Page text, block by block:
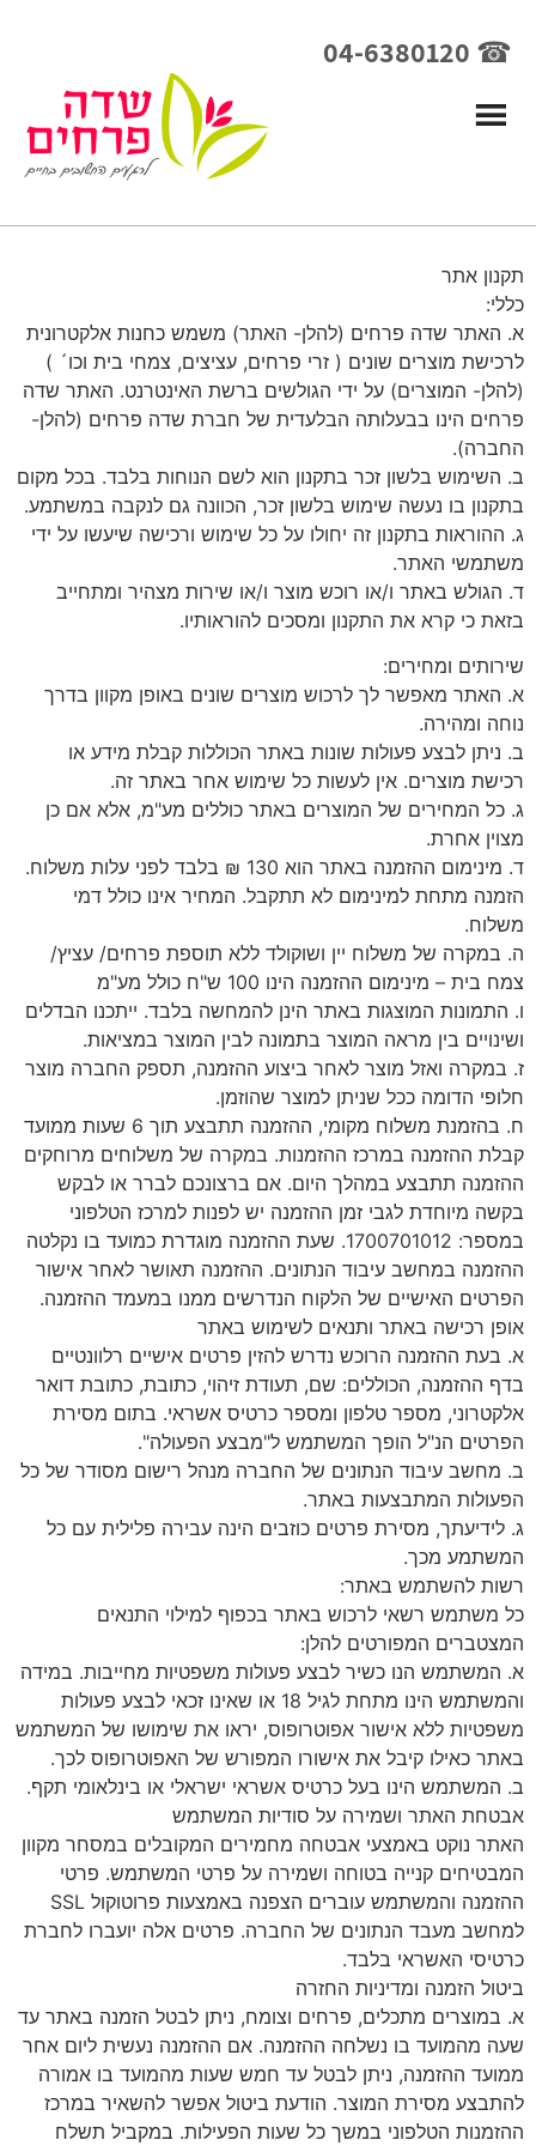
☎ 04-6380120
תקנון אתר
כללי:
א. האתר שדה פרחים (להלן- האתר) משמש כחנות אלקטרונית
לרכישת מוצרים שונים ( זרי פרחים, עציצים, צמחי בית וכו´ )
(להלן- המוצרים) על ידי הגולשים ברשת האינטרנט. האתר שדה
פרחים הינו בבעלותה הבלעדית של חברת שדה פרחים (להלן-
החברה).
ב. השימוש בלשון זכר בתקנון הוא לשם הנוחות בלבד. בכל מקום
בתקנון בו נעשה שימוש בלשון זכר, הכוונה גם לנקבה במשתמע.
ג. ההוראות בתקנון זה יחולו על כל שימוש ורכישה שיעשו על ידי
משתמשי האתר.
ד. הגולש באתר ו/או רוכש מוצר ו/או שירות מצהיר ומתחייב
בזאת כי קרא את התקנון ומסכים להוראותיו.
שירותים ומחירים:
א. האתר מאפשר לך לרכוש מוצרים שונים באופן מקוון בדרך
נוחה ומהירה.
ב. ניתן לבצע פעולות שונות באתר הכוללות קבלת מידע או
רכישת מוצרים. אין לעשות כל שימוש אחר באתר זה.
ג. כל המחירים של המוצרים באתר כוללים מע"מ, אלא אם כן
מצוין אחרת.
ד. מינימום ההזמנה באתר הוא 130 ₪ בלבד לפני עלות משלוח.
הזמנה מתחת למינימום לא תתקבל. המחיר אינו כולל דמי
משלוח.
ה. במקרה של משלוח יין ושוקולד ללא תוספת פרחים/ עציץ/
צמח בית – מינימום ההזמנה הינו 100 ש"ח כולל מע"מ
ו. התמונות המוצגות באתר הינן להמחשה בלבד. ייתכנו הבדלים
ושינויים בין מראה המוצר בתמונה לבין המוצר במציאות.
ז. במקרה ואזל מוצר לאחר ביצוע ההזמנה, תספק החברה מוצר
חלופי הדומה ככל שניתן למוצר שהוזמן.
ח. בהזמנת משלוח מקומי, ההזמנה תתבצע תוך 6 שעות ממועד
קבלת ההזמנה במרכז ההזמנות. במקרה של משלוחים מרוחקים
ההזמנה תתבצע במהלך היום. אם ברצונכם לברר או לבקש
בקשה מיוחדת לגבי זמן ההזמנה יש לפנות למרכז הטלפוני
במספר: 1700701012. שעת ההזמנה מוגדרת כמועד בו נקלטה
ההזמנה במחשב עיבוד הנתונים. ההזמנה תאושר לאחר אישור
הפרטים האישיים של הלקוח הנדרשים ממנו במעמד ההזמנה.
אופן רכישה באתר ותנאים לשימוש באתר
א. בעת ההזמנה הרוכש נדרש להזין פרטים אישיים רלוונטיים
בדף ההזמנה, הכוללים: שם, תעודת זיהוי, כתובת, כתובת דואר
אלקטרוני, מספר טלפון ומספר כרטיס אשראי. בתום מסירת
הפרטים הנ"ל הופך המשתמש ל"מבצע הפעולה".
ב. מחשב עיבוד הנתונים של החברה מנהל רישום מסודר של כל
הפעולות המתבצעות באתר.
ג. לידיעתך, מסירת פרטים כוזבים הינה עבירה פלילית עם כל
המשתמע מכך.
רשות להשתמש באתר:
כל משתמש רשאי לרכוש באתר בכפוף למילוי התנאים
המצטברים המפורטים להלן:
א. המשתמש הנו כשיר לבצע פעולות משפטיות מחייבות. במידה
והמשתמש הינו מתחת לגיל 18 או שאינו זכאי לבצע פעולות
משפטיות ללא אישור אפוטרופוס, יראו את שימושו של המשתמש
באתר כאילו קיבל את אישורו המפורש של האפוטרופוס לכך.
ב. המשתמש הינו בעל כרטיס אשראי ישראלי או בינלאומי תקף.
אבטחת האתר ושמירה על סודיות המשתמש
האתר נוקט באמצעי אבטחה מחמירים המקובלים במסחר מקוון
המבטיחים קנייה בטוחה ושמירה על פרטי המשתמש. פרטי
ההזמנה והמשתמש עוברים הצפנה באמצעות פרוטוקול SSL
למחשב מעבד הנתונים של החברה. פרטים אלה יועברו לחברת
כרטיסי האשראי בלבד.
ביטול הזמנה ומדיניות החזרה
א. במוצרים מתכלים, פרחים וצומח, ניתן לבטל הזמנה באתר עד
שעה מהמועד בו נשלחה ההזמנה. אם ההזמנה נעשית ליום אחר
ממועד ההזמנה, ניתן לבטל עד חמש שעות מהמועד בו אמורה
להתבצע מסירת המוצר. הודעת ביטול אפשר להשאיר במרכז
ההזמנות הטלפוני במשך כל שעות הפעילות. במקביל תשלח